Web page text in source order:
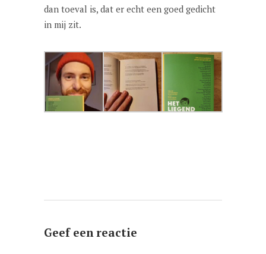
dan toeval is, dat er echt een goed gedicht
in mij zit.
Geef een reactie